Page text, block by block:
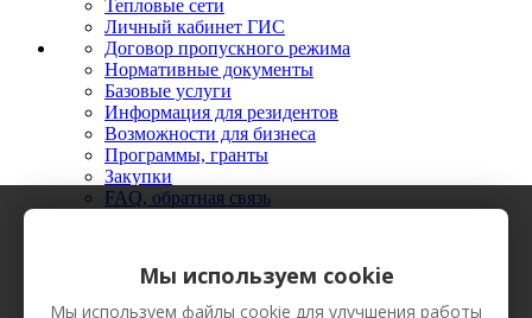
Тепловые сети
Личный кабинет ГИС
Договор пропускного режима
Нормативные документы
Базовые услуги
Информация для резидентов
Возможности для бизнеса
Программы, гранты
Закупки
FAQ, обратная связь
Видео
Вестник Химграда
Мы используем cookie
Мы используем файлы cookie для улучшения работы